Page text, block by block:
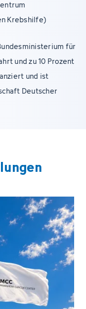
Krebshilfe)
für
und zu 10 Prozent
und ist
Deutscher